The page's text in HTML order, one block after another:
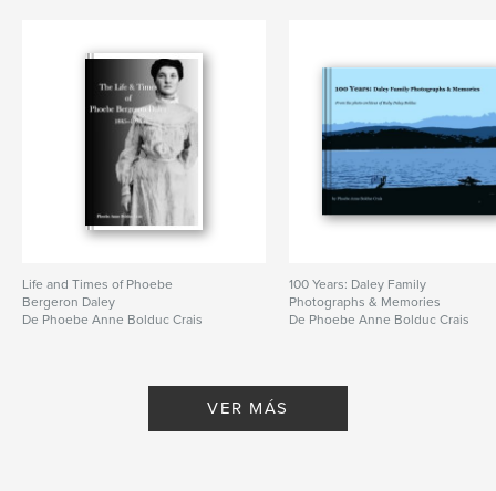
Life and Times of Phoebe
Bergeron Daley
De Phoebe Anne Bolduc Crais
100 Years: Daley Family
Photographs & Memories
De Phoebe Anne Bolduc Crais
VER MÁS